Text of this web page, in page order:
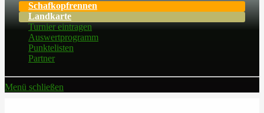
Schafkopfrennen
Landkarte
Turnier eintragen
Auswertprogramm
Punktelisten
Partner
Menü schließen